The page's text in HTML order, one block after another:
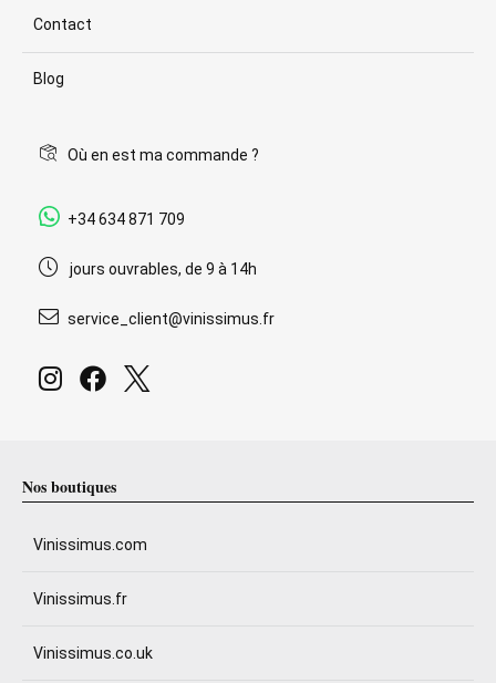
Contact
Blog
Où en est ma commande ?
+34 634 871 709
jours ouvrables, de 9 à 14h
service_client@vinissimus.fr
Nos boutiques
Vinissimus.com
Vinissimus.fr
Vinissimus.co.uk